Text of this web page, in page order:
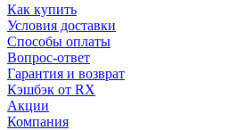
Как купить
Условия доставки
Способы оплаты
Вопрос-ответ
Гарантия и возврат
Кэшбэк от RX
Акции
Компания